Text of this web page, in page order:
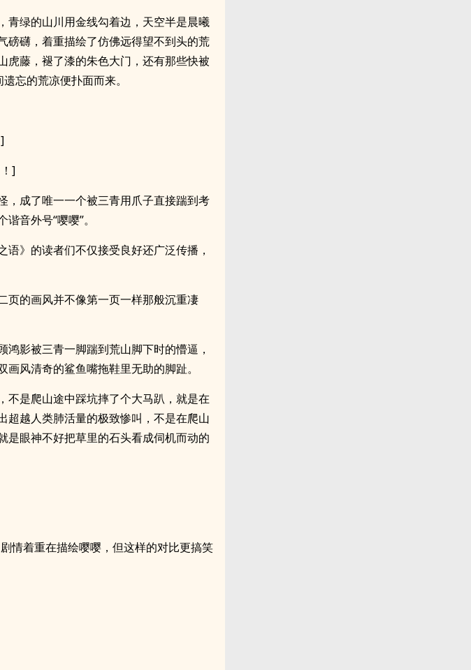
青绿的山川用金线勾着边，天空半是晨曦
磅礴，着重描绘了仿佛远得望不到头的荒
虎藤，褪了漆的朱色大门，还有那些快被
忘的荒凉便扑面而来。
]
，成了唯一一个被三青用爪子直接踹到考
音外号“嘤嘤”。
》的读者们不仅接受良好还广泛传播，
页的画风并不像第一页一样那般沉重凄
影被三青一脚踹到荒山脚下时的懵逼，
风清奇的鲨鱼嘴拖鞋里无助的脚趾。
不是爬山途中踩坑摔了个大马趴，就是在
超越人类肺活量的极致惨叫，不是在爬山
是眼神不好把草里的石头看成伺机而动的
情着重在描绘嘤嘤，但这样的对比更搞笑